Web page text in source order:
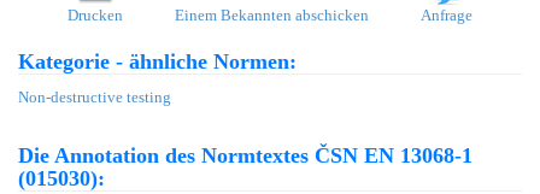
Drucken Einem Bekannten abschicken Anfrage
Kategorie - ähnliche Normen:
Non-destructive testing
Die Annotation des Normtextes ČSN EN 13068-1
(015030):